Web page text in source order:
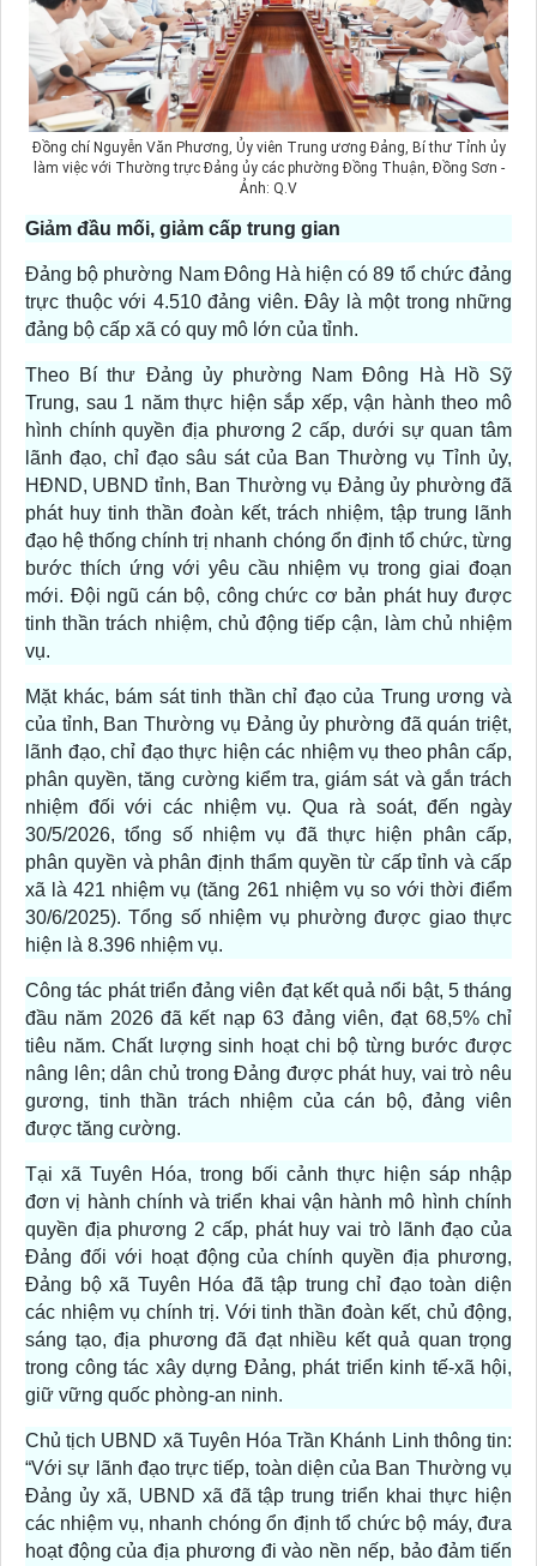
Đồng chí Nguyễn Văn Phương, Ủy viên Trung ương Đảng, Bí thư Tỉnh ủy
làm việc với Thường trực Đảng ủy các phường Đồng Thuận, Đồng Sơn -
Ảnh: Q.V
Giảm đầu mối, giảm cấp trung gian
Đảng bộ phường Nam Đông Hà hiện có 89 tổ chức đảng
trực thuộc với 4.510 đảng viên. Đây là một trong những
đảng bộ cấp xã có quy mô lớn của tỉnh.
Theo Bí thư Đảng ủy phường Nam Đông Hà Hồ Sỹ
Trung, sau 1 năm thực hiện sắp xếp, vận hành theo mô
hình chính quyền địa phương 2 cấp, dưới sự quan tâm
lãnh đạo, chỉ đạo sâu sát của Ban Thường vụ Tỉnh ủy,
HĐND, UBND tỉnh, Ban Thường vụ Đảng ủy phường đã
phát huy tinh thần đoàn kết, trách nhiệm, tập trung lãnh
đạo hệ thống chính trị nhanh chóng ổn định tổ chức, từng
bước thích ứng với yêu cầu nhiệm vụ trong giai đoạn
mới. Đội ngũ cán bộ, công chức cơ bản phát huy được
tinh thần trách nhiệm, chủ động tiếp cận, làm chủ nhiệm
vụ.
Mặt khác, bám sát tinh thần chỉ đạo của Trung ương và
của tỉnh, Ban Thường vụ Đảng ủy phường đã quán triệt,
lãnh đạo, chỉ đạo thực hiện các nhiệm vụ theo phân cấp,
phân quyền, tăng cường kiểm tra, giám sát và gắn trách
nhiệm đối với các nhiệm vụ. Qua rà soát, đến ngày
30/5/2026, tổng số nhiệm vụ đã thực hiện phân cấp,
phân quyền và phân định thẩm quyền từ cấp tỉnh và cấp
xã là 421 nhiệm vụ (tăng 261 nhiệm vụ so với thời điểm
30/6/2025). Tổng số nhiệm vụ phường được giao thực
hiện là 8.396 nhiệm vụ.
Công tác phát triển đảng viên đạt kết quả nổi bật, 5 tháng
đầu năm 2026 đã kết nạp 63 đảng viên, đạt 68,5% chỉ
tiêu năm. Chất lượng sinh hoạt chi bộ từng bước được
nâng lên; dân chủ trong Đảng được phát huy, vai trò nêu
gương, tinh thần trách nhiệm của cán bộ, đảng viên
được tăng cường.
Tại xã Tuyên Hóa, trong bối cảnh thực hiện sáp nhập
đơn vị hành chính và triển khai vận hành mô hình chính
quyền địa phương 2 cấp, phát huy vai trò lãnh đạo của
Đảng đối với hoạt động của chính quyền địa phương,
Đảng bộ xã Tuyên Hóa đã tập trung chỉ đạo toàn diện
các nhiệm vụ chính trị. Với tinh thần đoàn kết, chủ động,
sáng tạo, địa phương đã đạt nhiều kết quả quan trọng
trong công tác xây dựng Đảng, phát triển kinh tế-xã hội,
giữ vững quốc phòng-an ninh.
Chủ tịch UBND xã Tuyên Hóa Trần Khánh Linh thông tin:
“Với sự lãnh đạo trực tiếp, toàn diện của Ban Thường vụ
Đảng ủy xã, UBND xã đã tập trung triển khai thực hiện
các nhiệm vụ, nhanh chóng ổn định tổ chức bộ máy, đưa
hoạt động của địa phương đi vào nền nếp, bảo đảm tiến